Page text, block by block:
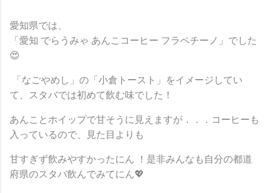
愛知県では、
「愛知 でらうみゃ あんこコーヒー フラペチーノ」でした
😍
「なごやめし」の「小倉トースト」をイメージしてい
て、スタバでは初めて飲む味でした！
あんことホイップで甘そうに見えますが．．．コーヒーも
入っているので、見た目よりも
甘すぎず飲みやすかったにん ！是非みんなも自分の都道
府県のスタバ飲んでみてにん💖